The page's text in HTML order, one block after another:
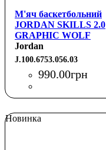
М'яч баскетбольний
JORDAN SKILLS 2.0
GRAPHIC WOLF
GREY/BLACK/WOLF
GREY/BLACK 03
Jordan
J.100.6753.056.03
990.00грн
Новинка